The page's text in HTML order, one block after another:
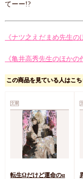
てーー!?
《ナツ之えだまめ先生の
《亀井高秀先生のほかの
この商品を見ている人はこ
文庫
転生Ωだけど運命のα